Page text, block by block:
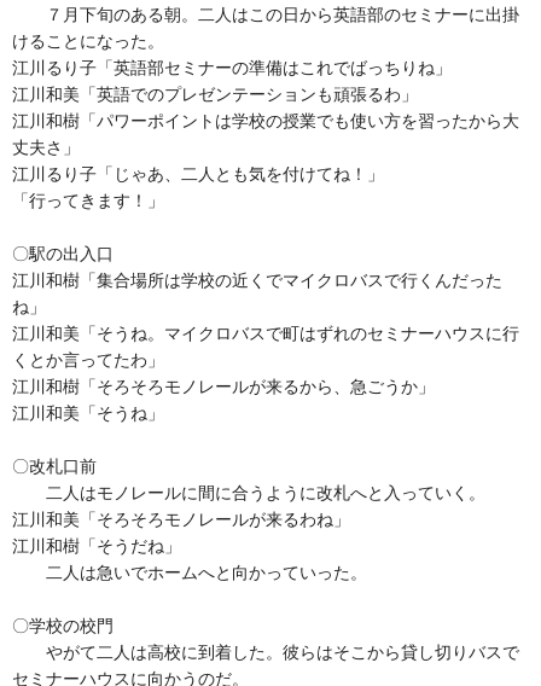
７月下旬のある朝。二人はこの日から英語部のセミナーに出掛
けることになった。
江川るり子「英語部セミナーの準備はこれでばっちりね」
江川和美「英語でのプレゼンテーションも頑張るわ」
江川和樹「パワーポイントは学校の授業でも使い方を習ったから大
丈夫さ」
江川るり子「じゃあ、二人とも気を付けてね！」
「行ってきます！」
〇駅の出入口
江川和樹「集合場所は学校の近くでマイクロバスで行くんだった
ね」
江川和美「そうね。マイクロバスで町はずれのセミナーハウスに行
くとか言ってたわ」
江川和樹「そろそろモノレールが来るから、急ごうか」
江川和美「そうね」
〇改札口前
二人はモノレールに間に合うように改札へと入っていく。
江川和美「そろそろモノレールが来るわね」
江川和樹「そうだね」
二人は急いでホームへと向かっていった。
〇学校の校門
やがて二人は高校に到着した。彼らはそこから貸し切りバスで
セミナーハウスに向かうのだ。